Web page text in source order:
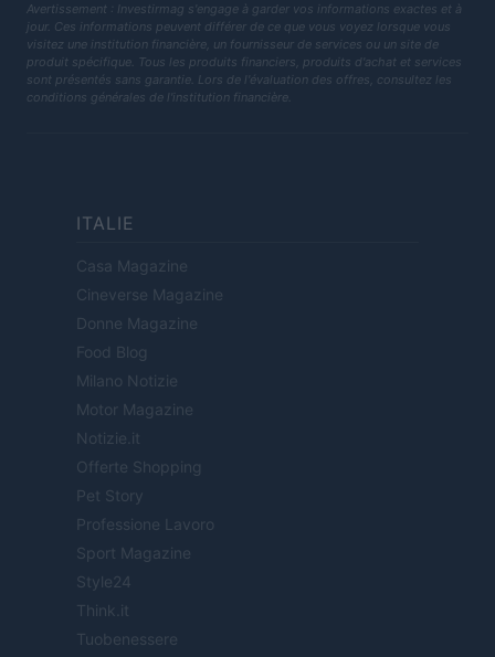
Avertissement : Investirmag s'engage à garder vos informations exactes et à
jour. Ces informations peuvent différer de ce que vous voyez lorsque vous
visitez une institution financière, un fournisseur de services ou un site de
produit spécifique. Tous les produits financiers, produits d'achat et services
sont présentés sans garantie. Lors de l'évaluation des offres, consultez les
conditions générales de l'institution financière.
ITALIE
Casa Magazine
Cineverse Magazine
Donne Magazine
Food Blog
Milano Notizie
Motor Magazine
Notizie.it
Offerte Shopping
Pet Story
Professione Lavoro
Sport Magazine
Style24
Think.it
Tuobenessere